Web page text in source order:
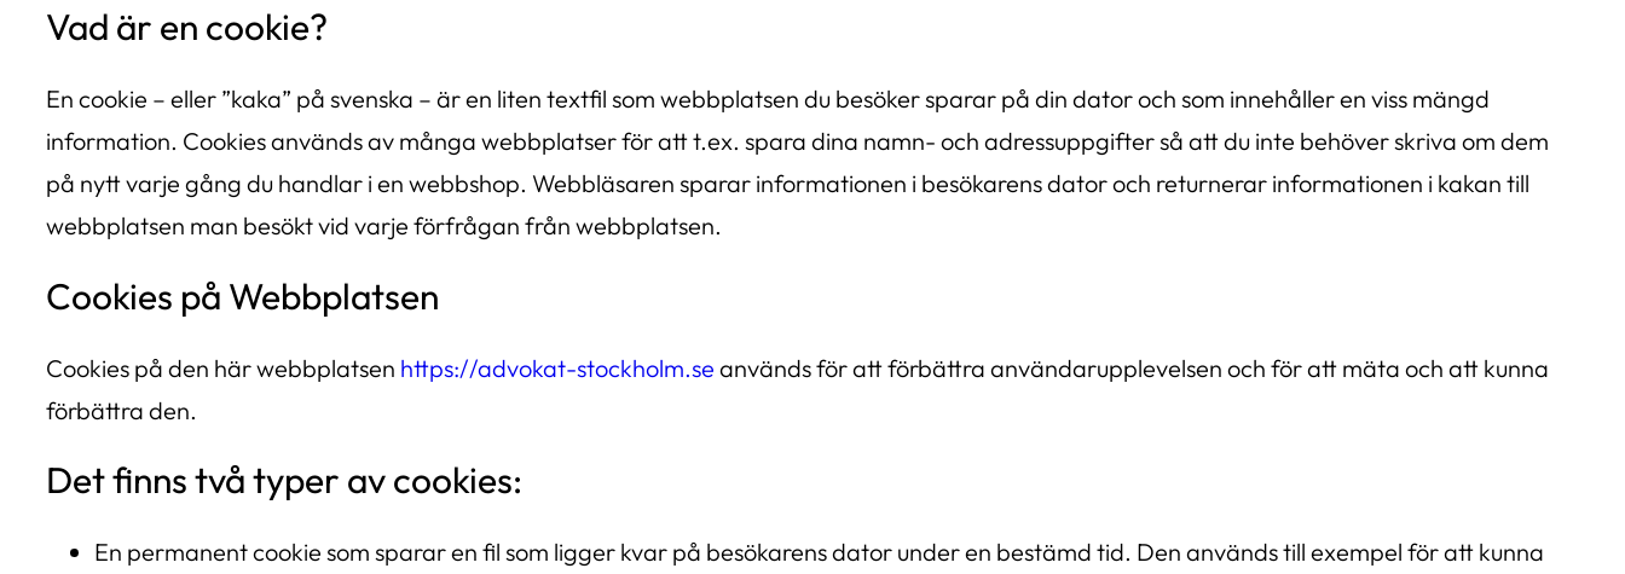
Vad är en cookie?
En cookie – eller ”kaka” på svenska – är en liten textfil som webbplatsen du besöker sparar på din dator och som innehåller en viss mängd
information. Cookies används av många webbplatser för att t.ex. spara dina namn- och adressuppgifter så att du inte behöver skriva om dem
på nytt varje gång du handlar i en webbshop. Webbläsaren sparar informationen i besökarens dator och returnerar informationen i kakan till
webbplatsen man besökt vid varje förfrågan från webbplatsen.
Cookies på Webbplatsen
Cookies på den här webbplatsen https://advokat-stockholm.se används för att förbättra användarupplevelsen och för att mäta och att kunna
förbättra den.
Det finns två typer av cookies:
En permanent cookie som sparar en fil som ligger kvar på besökarens dator under en bestämd tid. Den används till exempel för att kunna